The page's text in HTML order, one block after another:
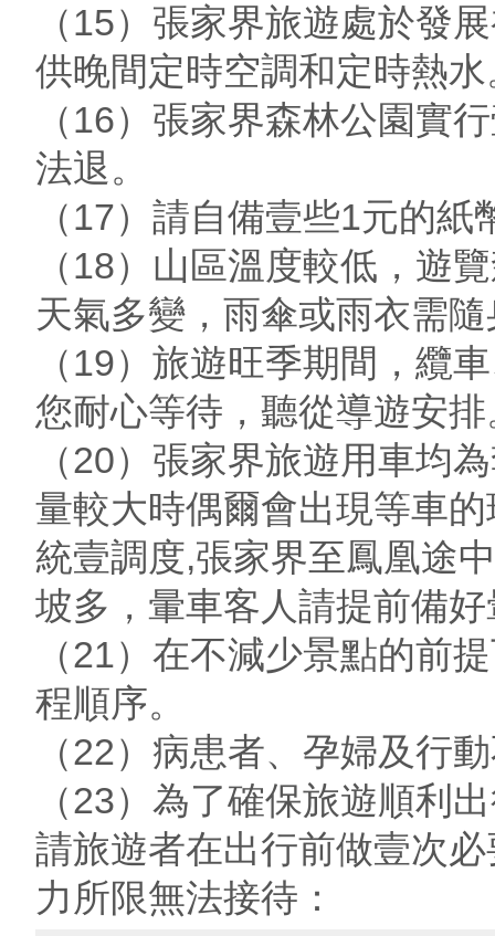
（15）張家界旅遊處於發
供晚間定時空調和定時熱水
（16）張家界森林公園實
法退。
（17）請自備壹些1元的
（18）山區溫度較低，遊
天氣多變，雨傘或雨衣需
（19）旅遊旺季期間，纜
您耐心等待，聽從導遊安排
（20）張家界旅遊用車均
量較大時偶爾會出現等車
統壹調度,張家界至鳳凰途
坡多，暈車客人請提前備
（21）在不減少景點的前
程順序。
（22）病患者、孕婦及行
（23）為了確保旅遊順利
請旅遊者在出行前做壹次
力所限無法接待：